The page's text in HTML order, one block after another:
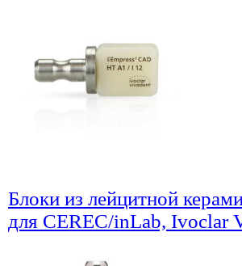
Блоки из лейцитной
для CEREC/inLab, Ivoclar